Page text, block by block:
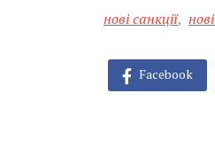
нові санкції,
Facebook